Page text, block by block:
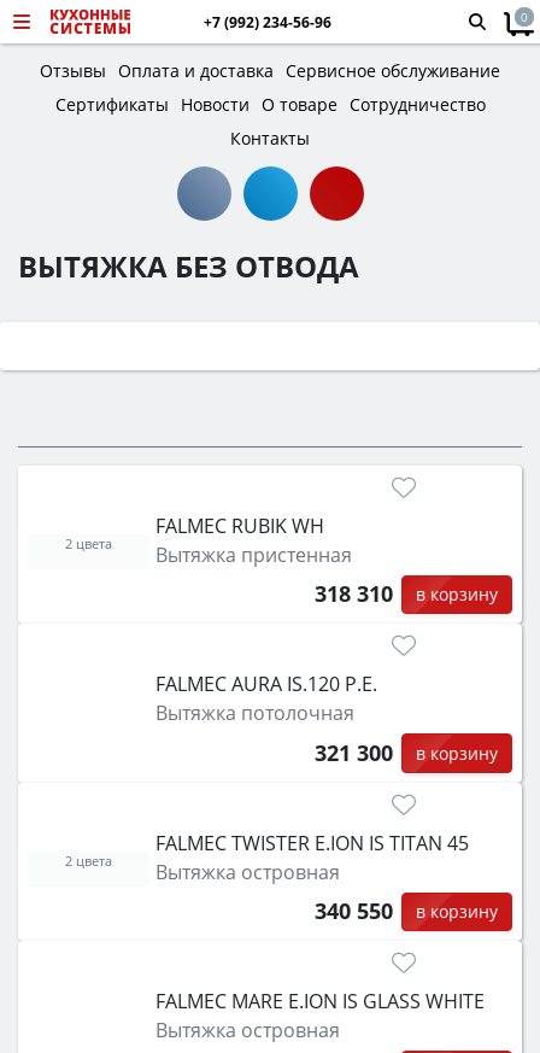
+7 (992) 234-56-96 0
Отзывы Оплата и доставка Сервисное обслуживание
Сертификаты
Новости О товаре Сотрудничество
Контакты
ВЫТЯЖКА БЕЗ ОТВОДА
FALMEC RUBIK WH
Вытяжка пристенная
318 310 в корзину
2 цвета
FALMEC AURA IS.120 P.E.
Вытяжка потолочная
321 300 в корзину
FALMEC TWISTER E.ION IS TITAN 45
Вытяжка островная
340 550 в корзину
2 цвета
FALMEC MARE E.ION IS GLASS WHITE
Вытяжка островная